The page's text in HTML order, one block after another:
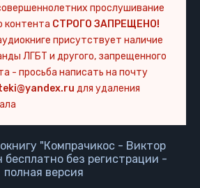
прослушивание
контента СТРОГО ЗАПРЕЩЕНО!
присутствует наличие
ЛГБТ и другого, запрещенного
- просьба написать на почту
для удаления
"Компрачикос - Виктор
бесплатно без регистрации -
полная версия